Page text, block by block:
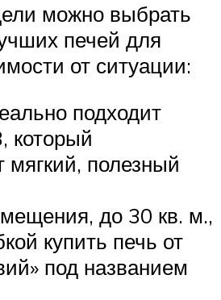
можно выбрать
печей для
от ситуации:
подходит
который
мягкий, полезный
до 30 кв. м.,
купить печь от
под названием